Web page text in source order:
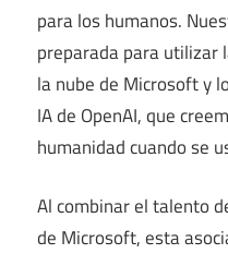
para los humanos.
preparada para utilizar
la nube de Microsoft y
IA de OpenAI, que
humanidad cuando se
Al combinar el talento
de Microsoft, esta